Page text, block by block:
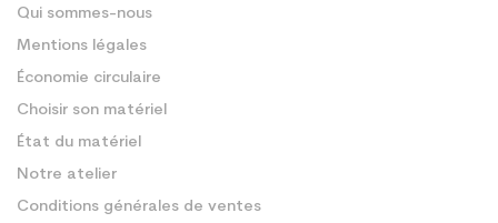
Qui sommes-nous
Mentions légales
Économie circulaire
Choisir son matériel
État du matériel
Notre atelier
Conditions générales de ventes